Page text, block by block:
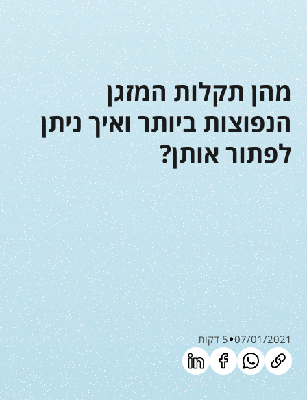
מהן תקלות המזגן
הנפוצות ביותר ואיך ניתן
לפתור אותן?
07/01/2021 5 דקות